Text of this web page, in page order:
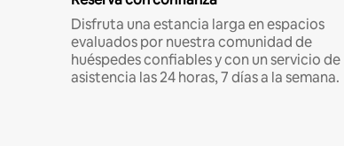
Disfruta una estancia larga en espacios
evaluados por nuestra comunidad de
huéspedes confiables y con un servicio de
asistencia las 24 horas, 7 días a la semana.